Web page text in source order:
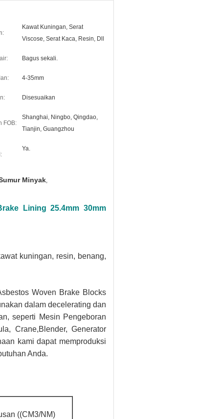
Kawat Kuningan, Serat
Viscose, Serat Kaca, Resin, Dll
Bagus sekali.
4-35mm
Disesuaikan
FOB:
Shanghai, Ningbo, Qingdao,
Tianjin, Guangzhou
Ya.
Minyak,
Lining 25.4mm 30mm
kuningan, resin, benang,
Woven Brake Blocks
dalam decelerating dan
seperti Mesin Pengeboran
Crane,Blender, Generator
kami dapat memproduksi
Anda.
((CM3/NM)